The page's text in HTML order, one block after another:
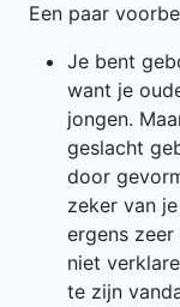
Een paar
Je bent
want je
jongen.
geslacht
door
zeker van
ergens
niet
te zijn